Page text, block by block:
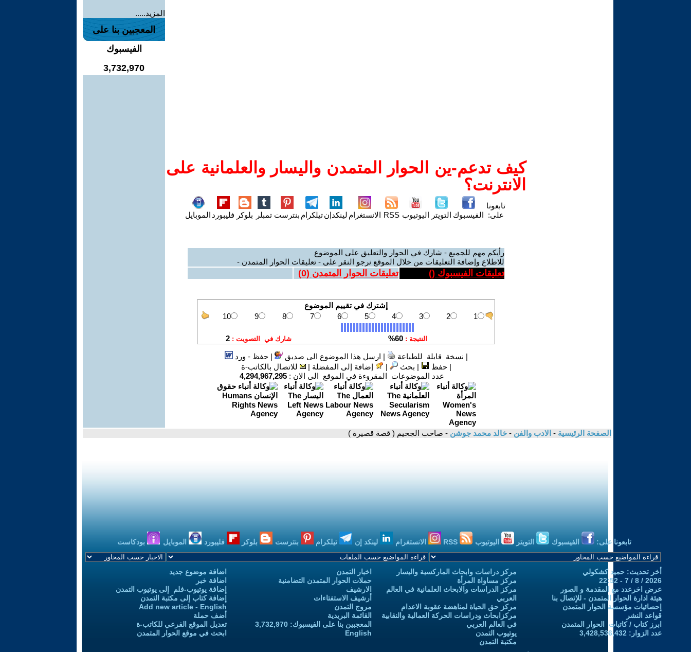
كيف تدعم-ين الحوار المتمدن واليسار والعلمانية على
الانترنت؟
تابعونا
على: الفيسبوك التويتر اليوتيوب RSS الانستغرام لينكدإنتيلكرام بنترست تمبلر بلوكر فليبورد الموبايل
رأيكم مهم للجميع - شارك في الحوار والتعليق على الموضوع
للاطلاع وإضافة التعليقات من خلال الموقع نرجو النقر على - تعليقات الحوار المتمدن -
تعليقات الفيسبوك () تعليقات الحوار المتمدن (0
)
| نسخة قابلة للطباعة | ارسل هذا الموضوع الى صديق |حفظ - ورد
|حفظ | بحث | إضافة إلى المفضلة |
للاتصال بالكاتب-ة
عدد الموضوعات المقروءة في الموقع الى الان : 4,294,967,295
المزيد.....
المعجبين بنا على
الفيسبوك
3,732,970
الصفحة الرئيسية - الادب والفن - خالد محمد جوشن - صاحب الجحيم ( قصة قصيرة )
تابعونا على: الفيسبوك التويتر اليوتيوب الانستغرام لينكد إن تيلكرام بنترست بلوكر فليبورد الموبايل بودكاست
أخر تحديث: حميد كشكولي
2026 / 8 / 7 - 22:52
عرض اخرعدد مع المقدمة و الصور
هيئة ادارة الحوار المتمدن - للإتصال بنا
إحصائيات مؤسسة الحوار المتمدن
قواعد النشر
ابرز كتاب / كاتبات الحوار المتمدن
عدد الزوار: 3,428,536,432
مركز دراسات وابحاث الماركسية واليسار
مركز مساواة المرأة
مركز الدراسات والابحاث العلمانية في العالم
العربي
مركز حق الحياة لمناهضة عقوبة الاعدام
مركزابحاث ودراسات الحركة العمالية والنقابية
في العالم العربي
يوتيوب التمدن
مكتبة التمدن
اخبار التمدن
حملات الحوار المتمدن التضامنية
الارشيف
أرشيف الاستفتاءات
مروج التمدن
القائمة البريدية
المعجبين بنا على الفيسبوك: 3,732,970
English
اضافة موضوع جديد
اضافة خبر
إضافة يوتيوب-فلم إلى يوتيوب التمدن
إضافة كتاب إلى مكتبة التمدن
Add new article - English
أضف حملة
تعديل الموقع الفرعي للكاتب-ة
ابحث في موقع الحوار المتمدن